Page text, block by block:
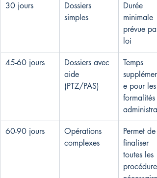
30 jours
Dossiers
simples
Durée
minimale
prévue
loi
45-60 jours
Dossiers avec
aide
(PTZ/PAS)
Temps
e pour les
formalités
60-90 jours
Opérations
complexes
Permet de
finaliser
toutes les
procédures